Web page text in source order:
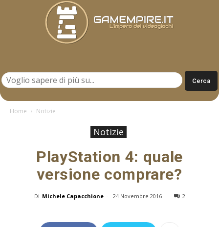
Home Notizie
Notizie
PlayStation 4: quale
versione comprare?
Di Michele Capacchione - 24 Novembre 2016 2